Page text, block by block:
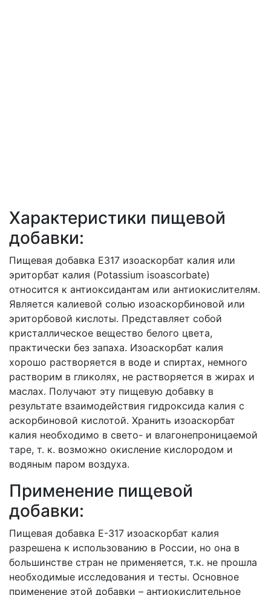
Характеристики пищевой
добавки:
Пищевая добавка E317 изоаскорбат калия или
эриторбат калия (Potassium isoascorbate)
относится к антиоксидантам или антиокислителям.
Является калиевой солью изоаскорбиновой или
эриторбовой кислоты. Представляет собой
кристаллическое вещество белого цвета,
практически без запаха. Изоаскорбат калия
хорошо растворяется в воде и спиртах, немного
растворим в гликолях, не растворяется в жирах и
маслах. Получают эту пищевую добавку в
результате взаимодействия гидроксида калия с
аскорбиновой кислотой. Хранить изоаскорбат
калия необходимо в свето- и влагонепроницаемой
таре, т. к. возможно окисление кислородом и
водяным паром воздуха.
Применение пищевой
добавки:
Пищевая добавка E-317 изоаскорбат калия
разрешена к использованию в России, но она в
большинстве стран не применяется, т.к. не прошла
необходимые исследования и тесты. Основное
применение этой добавки – антиокислительное